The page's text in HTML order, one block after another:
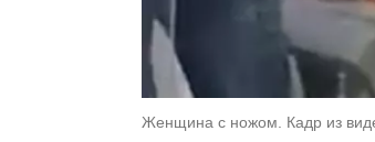
Женщина с ножом. Кадр из